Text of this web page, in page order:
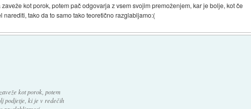
kot porok, potem pač odgovarja z vsem svojim premoženjem, kar je bolje, kot če
tako da to samo tako teoretično razglabljamo:(
kot porok, potem
podjetje, ki je v redečih